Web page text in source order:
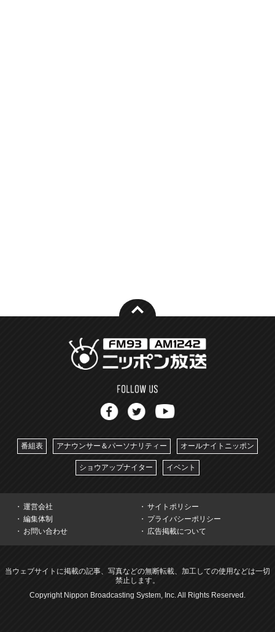
番組表 アナウンサー＆パーソナリティー オールナイトニッポン
ショウアップナイター イベント
運営会社
サイトポリシー
編集体制
プライバシーポリシー
お問い合わせ
広告掲載について
当ウェブサイトに掲載の記事、写真などの無断転載、加工しての使用などは一切
禁止します。
Copyright Nippon Broadcasting System, Inc. All Rights Reserved.